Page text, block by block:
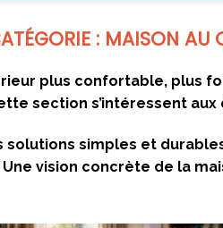
MAISON AU
plus confortable, plus
section s’intéressent
simples et
vision concrète de la